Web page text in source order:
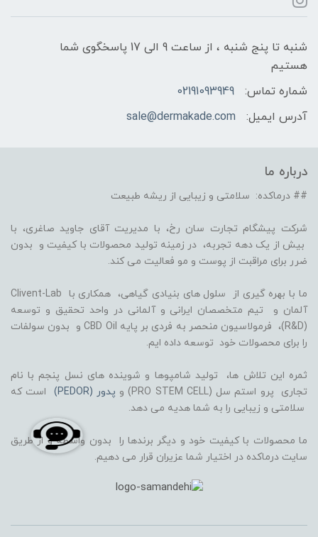
شنبه تا پنج شنبه ، از ساعت 9 الی 17 پاسخگوی شما
هستیم
شماره تماس:
02191093949
آدرس ایمیل:
sale@dermakade.com
درباره ما
## درماکده: سلامتی و زیبایی از ریشه طبیعت
شرکت پیشگام تجارت سان رخ، با مدیریت آقای جاوید صاغری، با
بیش از یک دهه تجربه، در زمینه تولید محصولات با کیفیت و بدون
ضرر برای مراقبت از پوست و مو فعالیت می کند.
ما با بهره گیری از سلول های بنیادی گیاهی، همکاری با Clivent-Lab
آلمان و تیم متخصصان ایرانی و آلمانی در واحد تحقیق و توسعه
(R&D)، فرمولاسیون منحصر به فردی بر پایه CBD Oil و بدون سولفات
را برای محصولات خود توسعه داده ایم.
ثمره این تلاش ها، تولید شامپوها و شوینده های نسل پنجم با نام
تجاری پرو استم سل (PRO STEM CELL) و
پدور (PEDOR)
است که
سلامتی و زیبایی را به شما هدیه می دهد.
ما محصولات با کیفیت خود و دیگر برندها را بدون واسطه و از طریق
سایت درماکده در اختیار شما عزیران قرار می دهیم.